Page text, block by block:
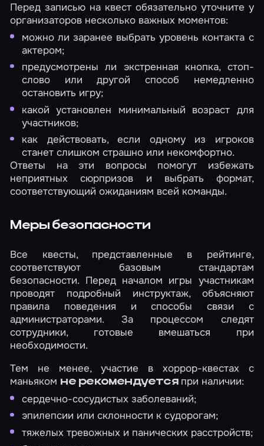
Перед записью на квест обязательно уточните у
организаторов несколько важных моментов:
можно ли заранее выбрать уровень контакта с
актером;
предусмотрены ли экстренная кнопка, стоп-
слово или другой способ немедленно
остановить игру;
какой установлен минимальный возраст для
участников;
как действовать, если одному из игроков
станет слишком страшно или некомфортно.
Ответы на эти вопросы помогут избежать
неприятных сюрпризов и выбрать формат,
соответствующий ожиданиям всей команды.
Меры безопасности
Все квесты, представленные в рейтинге,
соответствуют базовым стандартам
безопасности. Перед началом игры участникам
проводят подробный инструктаж, объясняют
правила поведения и способы связи с
администраторами. За процессом следят
сотрудники, готовые вмешаться при
необходимости.
Тем не менее, участие в хоррор-квестах с
маньяком не рекомендуется при наличии:
сердечно-сосудистых заболеваний;
эпилепсии или склонности к судорогам;
тяжелых тревожных и панических расстройств;